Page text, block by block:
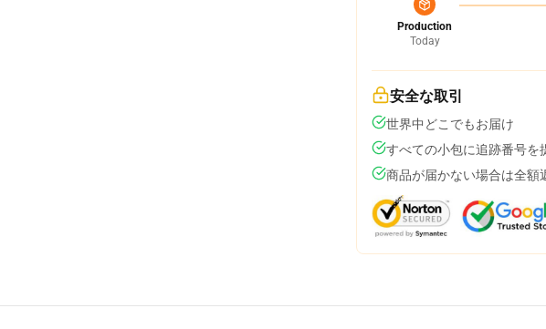
Production
Today
安全な取引
世界中どこでもお届け
すべての小包に追跡番号を
商品が届かない場合は全額